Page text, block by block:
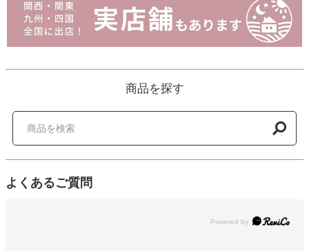
商品を探す
よくあるご質問
Powered by